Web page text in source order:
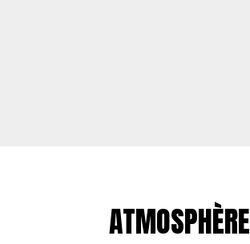
ATMOSPHÈRE